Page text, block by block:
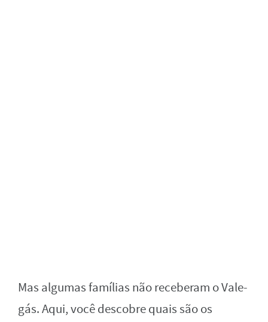
Mas algumas famílias não receberam o Vale-
gás. Aqui, você descobre quais são os